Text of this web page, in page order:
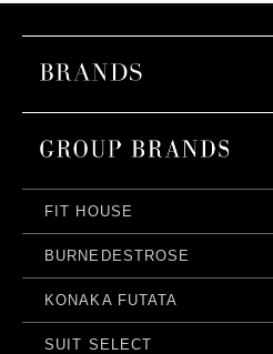
FIT HOUSE
BURNEDESTROSE
KONAKA FUTATA
SUIT SELECT